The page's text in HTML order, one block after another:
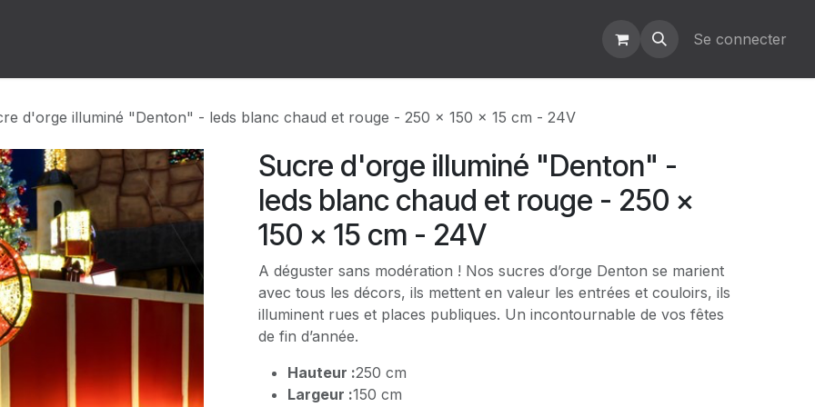
Se connecter
d'orge illuminé "Denton" - leds blanc chaud et rouge - 250 x 150 x 15 cm - 24V
Sucre d'orge illuminé "Denton" -
leds blanc chaud et rouge - 250 x
150 x 15 cm - 24V
A déguster sans modération ! Nos sucres d’orge Denton se marient
avec tous les décors, ils mettent en valeur les entrées et couloirs, ils
illuminent rues et places publiques. Un incontournable de vos fêtes
de fin d’année.
Hauteur :250 cm
Largeur :150 cm